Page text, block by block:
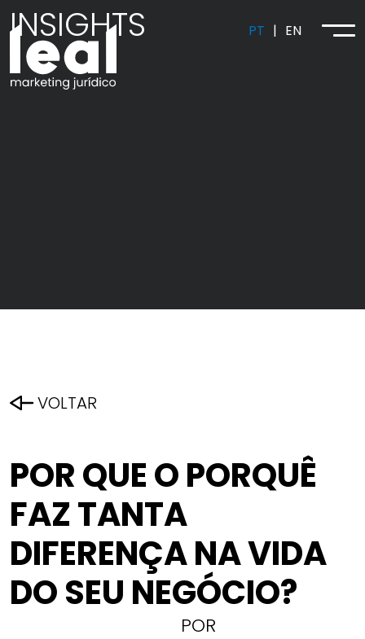
PT | EN
INSIGHTS
VOLTAR
POR QUE O PORQUÊ
FAZ TANTA
DIFERENÇA NA VIDA
DO SEU NEGÓCIO?
POR